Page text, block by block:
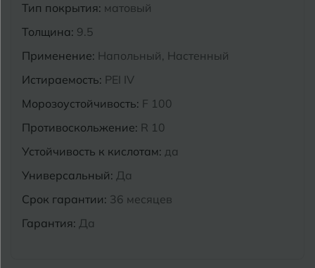
Тип покрытия: матовый
Толщина: 9.5
Применение: Напольный, Настенный
Истираемость: PEI IV
Морозоустойчивость: F 100
Противоскольжение: R 10
Устойчивость к кислотам: да
Универсальный: Да
Срок гарантии: 36 месяцев
Гарантия: Да